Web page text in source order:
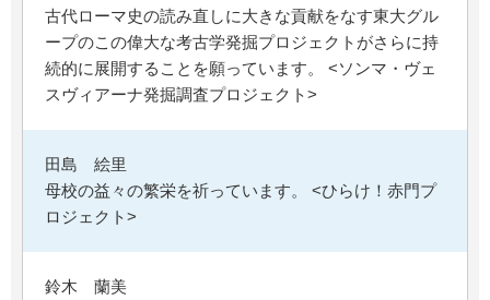
古代ローマ史の読み直しに大きな貢献をなす東大グル
ープのこの偉大な考古学発掘プロジェクトがさらに持
続的に展開することを願っています。 <ソンマ・ヴェ
スヴィアーナ発掘調査プロジェクト>
田島 絵里
母校の益々の繁栄を祈っています。 <ひらけ！赤門プ
ロジェクト>
鈴木 蘭美